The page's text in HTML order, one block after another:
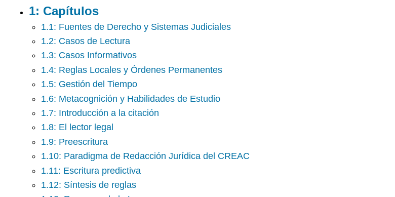
1: Capítulos
1.1: Fuentes de Derecho y Sistemas Judiciales
1.2: Casos de Lectura
1.3: Casos Informativos
1.4: Reglas Locales y Órdenes Permanentes
1.5: Gestión del Tiempo
1.6: Metacognición y Habilidades de Estudio
1.7: Introducción a la citación
1.8: El lector legal
1.9: Preescritura
1.10: Paradigma de Redacción Jurídica del CREAC
1.11: Escritura predictiva
1.12: Síntesis de reglas